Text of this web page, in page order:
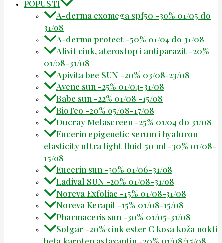
POPUSTI
A-derma exomega spf50 -30% 01/05 do
31/08
A-derma protect -50% 01/04 do 31/08
Alivit cink, aterostop i antiparazit -20%
01/08-31/08
Apivita bee SUN -20% 03/08-23/08
Avene sun -25% 01/04-31/08
Babe sun -22% 01/08 -15/08
BioTeo -20% 05/08-17/08
Ducray Melascreen -25% 01/04 do 31/08
Eucerin epigenetic serum i hyaluron
elasticity ultra light fluid 50 ml -30% 01/08-
15/08
Eucerin sun -30% 01/06-31/08
Ladival SUN -20% 01/08-31/08
Noreva Exfoliac -15% 01/08-31/08
Noreva Kerapil -15% 01/08-15/08
Pharmaceris sun -30% 01/05-31/08
Solgar -20% cink ester C kosa koža nokti
beta karoten astaxantin -20% 01/08/15/08